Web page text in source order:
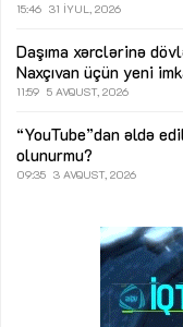
15:46 31 İYUL, 2026
Daşıma xərclərinə
Naxçıvan üçün yeni
11:59 5 AVQUST, 2026
“YouTube”dan əldə
olunurmu?
09:35 3 AVQUST, 2026